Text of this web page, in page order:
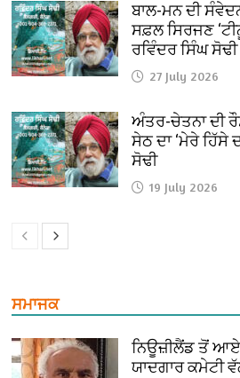
ਬਾਲ-ਮਨ ਦੀ
ਸਫ਼ਲ ਸਿਰਜਣ
ਰਵਿੰਦਰ ਸਿੰਘ ਸੋਢੀ
27 July 2026
ਅੰਤਰ-ਚੇਤਨਾ ਦੀ
ਸੇਠ ਦਾ ‘ਮੇਰੇ ਹਿੱਸੇ
ਸੋਢੀ
19 July 2026
ਸਮਾਜਕ
ਨਿਊਜ਼ੀਲੈਂਡ ਤੋਂ
ਯਾਦਗਾਰ ਕਮੇਟੀ